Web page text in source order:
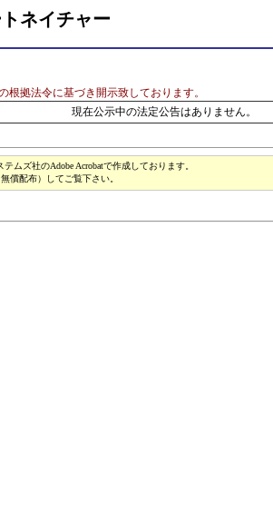
ネイチャー
根拠法令に基づき開示致しております。
現在公示中の法定公告はありません。
ムズ社のAdobe Acrobatで作成しております。
償配布）してご覧下さい。